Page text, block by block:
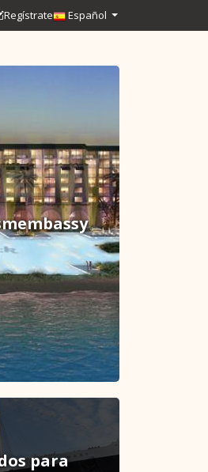
Regístrate Español
para